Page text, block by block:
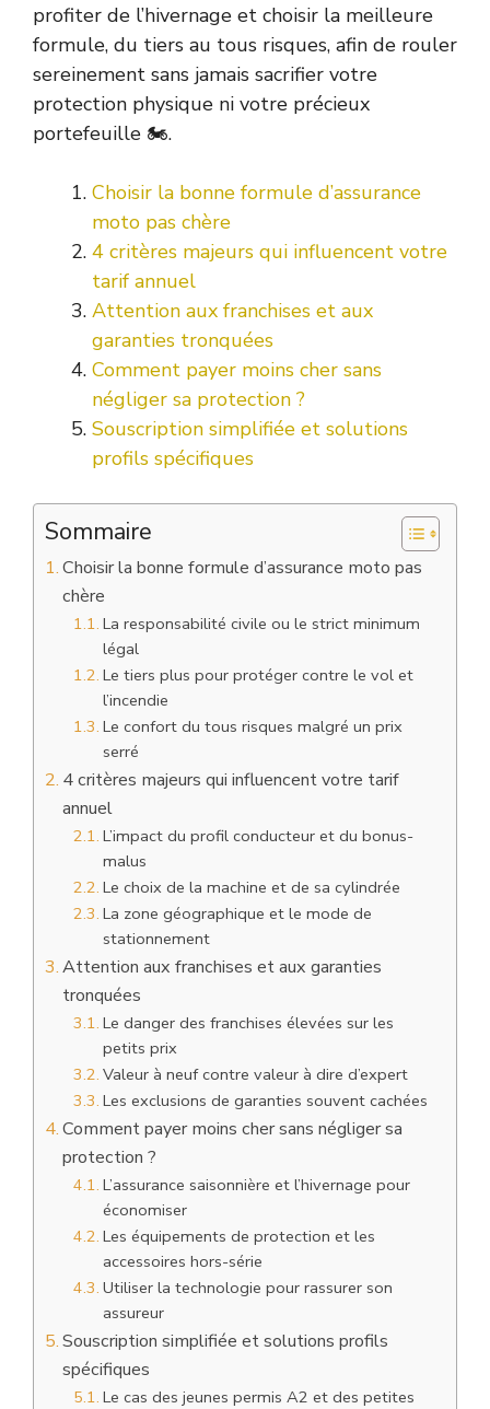
profiter de l’hivernage et choisir la meilleure
formule, du tiers au tous risques, afin de rouler
sereinement sans jamais sacrifier votre
protection physique ni votre précieux
portefeuille 🏍️.
Choisir la bonne formule d’assurance
moto pas chère
4 critères majeurs qui influencent votre
tarif annuel
Attention aux franchises et aux
garanties tronquées
Comment payer moins cher sans
négliger sa protection ?
Souscription simplifiée et solutions
profils spécifiques
Sommaire
Choisir la bonne formule d’assurance moto pas
chère
La responsabilité civile ou le strict minimum
légal
Le tiers plus pour protéger contre le vol et
l’incendie
Le confort du tous risques malgré un prix
serré
4 critères majeurs qui influencent votre tarif
annuel
L’impact du profil conducteur et du bonus-
malus
Le choix de la machine et de sa cylindrée
La zone géographique et le mode de
stationnement
Attention aux franchises et aux garanties
tronquées
Le danger des franchises élevées sur les
petits prix
Valeur à neuf contre valeur à dire d’expert
Les exclusions de garanties souvent cachées
Comment payer moins cher sans négliger sa
protection ?
L’assurance saisonnière et l’hivernage pour
économiser
Les équipements de protection et les
accessoires hors-série
Utiliser la technologie pour rassurer son
assureur
Souscription simplifiée et solutions profils
spécifiques
Le cas des jeunes permis A2 et des petites